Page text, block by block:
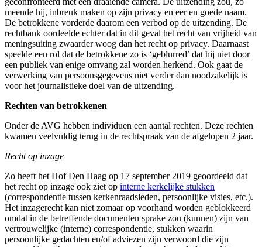
meende hij, inbreuk maken op zijn privacy en eer en goede naam.
De betrokkene vorderde daarom een verbod op de uitzending. De
rechtbank oordeelde echter dat in dit geval het recht van vrijheid van
meningsuiting zwaarder woog dan het recht op privacy. Daarnaast
speelde een rol dat de betrokkene zo is ‘geblurred’ dat hij niet door
een publiek van enige omvang zal worden herkend. Ook gaat de
verwerking van persoonsgegevens niet verder dan noodzakelijk is
voor het journalistieke doel van de uitzending.
Rechten van betrokkenen
Onder de AVG hebben individuen een aantal rechten. Deze rechten
kwamen veelvuldig terug in de rechtspraak van de afgelopen 2 jaar.
Recht op inzage
Zo heeft het Hof Den Haag op 17 september 2019 geoordeeld dat
het recht op inzage ook ziet op interne kerkelijke stukken
(correspondentie tussen kerkenraadsleden, persoonlijke visies, etc.).
Het inzagerecht kan niet zomaar op voorhand worden geblokkeerd
omdat in de betreffende documenten sprake zou (kunnen) zijn van
vertrouwelijke (interne) correspondentie, stukken waarin
persoonlijke gedachten en/of adviezen zijn verwoord die zijn